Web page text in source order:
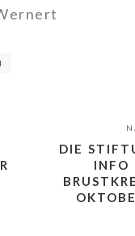
DIE
INFO